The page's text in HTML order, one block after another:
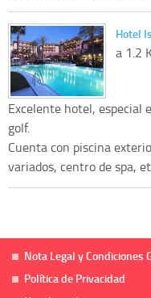
Hotel
a 1.2
Excelente hotel, especial
golf.
Cuenta con piscina
variados, centro de spa,
Nota Legal y Condiciones
Política de Privacidad